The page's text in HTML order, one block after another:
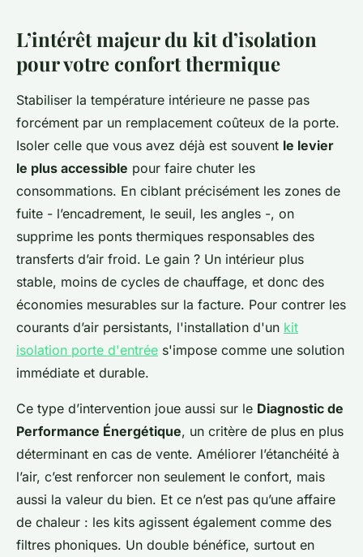
L’intérêt majeur du kit d’isolation
pour votre confort thermique
Stabiliser la température intérieure ne passe pas
forcément par un remplacement coûteux de la porte.
Isoler celle que vous avez déjà est souvent le levier
le plus accessible pour faire chuter les
consommations. En ciblant précisément les zones de
fuite - l’encadrement, le seuil, les angles -, on
supprime les ponts thermiques responsables des
transferts d’air froid. Le gain ? Un intérieur plus
stable, moins de cycles de chauffage, et donc des
économies mesurables sur la facture. Pour contrer les
courants d’air persistants, l'installation d'un kit
isolation porte d'entrée s'impose comme une solution
immédiate et durable.
Ce type d’intervention joue aussi sur le Diagnostic de
Performance Énergétique, un critère de plus en plus
déterminant en cas de vente. Améliorer l’étanchéité à
l’air, c’est renforcer non seulement le confort, mais
aussi la valeur du bien. Et ce n’est pas qu’une affaire
de chaleur : les kits agissent également comme des
filtres phoniques. Un double bénéfice, surtout en